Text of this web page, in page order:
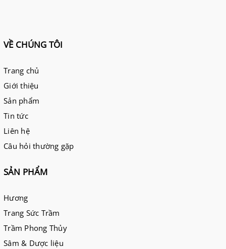
VỀ CHÚNG TÔI
Trang chủ
Giới thiệu
Sản phẩm
Tin tức
Liên hệ
Câu hỏi thường gặp
SẢN PHẨM
Hương
Trang Sức Trầm
Trầm Phong Thủy
Sâm & Dược liệu